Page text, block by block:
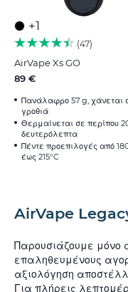
+1
47
AirVape Xs GO
89 €
Πανάλαφρο 57 g, χάνεται
γροθιά
Θερμαίνεται σε περίπου
δευτερόλεπτα
Πέντε προεπιλογές από
έως 215°C
AirVape
Παρουσιάζουμε μόνο
επαληθευμένους
αξιολόγηση
Για πλήρεις